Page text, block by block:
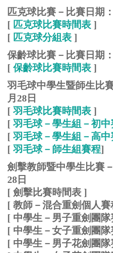
匹克球比賽－比賽日期
[ 匹克球比賽時間表 ]
[ 匹克球分組表 ]
保齡球比賽－比賽日期
[保齡球比賽時間表 ]
羽毛球中學生暨師生比
月28日
[羽毛球比賽時間表 ]
[羽毛球－學生組－初中
[羽毛球－學生組－高中
[羽毛球－師生組賽程]
劍擊教師暨中學生比賽
28日
[ 劍擊比賽時間表 ]
[ 教師 －混合重劍個人賽
[ 中學生－男子重劍團隊
[ 中學生 －女子重劍團隊
[ 中學生 －男子花劍團隊